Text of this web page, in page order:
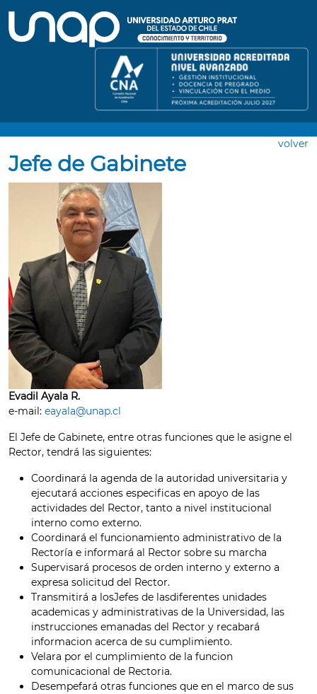
volver
Jefe de Gabinete
Evadil Ayala R.
e-mail: eayala@unap.cl
El Jefe de Gabinete, entre otras funciones que le asigne el
Rector, tendrá las siguientes:
Coordinará la agenda de la autoridad universitaria y
ejecutará acciones especificas en apoyo de las
actividades del Rector, tanto a nivel institucional
interno como externo.
Coordinará el funcionamiento administrativo de la
Rectoría e informará al Rector sobre su marcha
Supervisará procesos de orden interno y externo a
expresa solicitud del Rector.
Transmitirá a losJefes de lasdiferentes unidades
academicas y administrativas de la Universidad, las
instrucciones emanadas del Rector y recabará
informacion acerca de su cumplimiento.
Velara por el cumplimiento de la funcion
comunicacional de Rectoria.
Desempefará otras funciones que en el marco de sus